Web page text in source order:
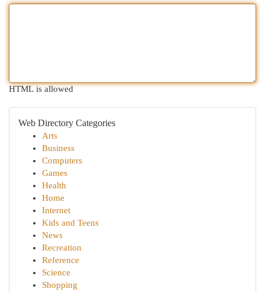
HTML is allowed
Web Directory Categories
Arts
Business
Computers
Games
Health
Home
Internet
Kids and Teens
News
Recreation
Reference
Science
Shopping